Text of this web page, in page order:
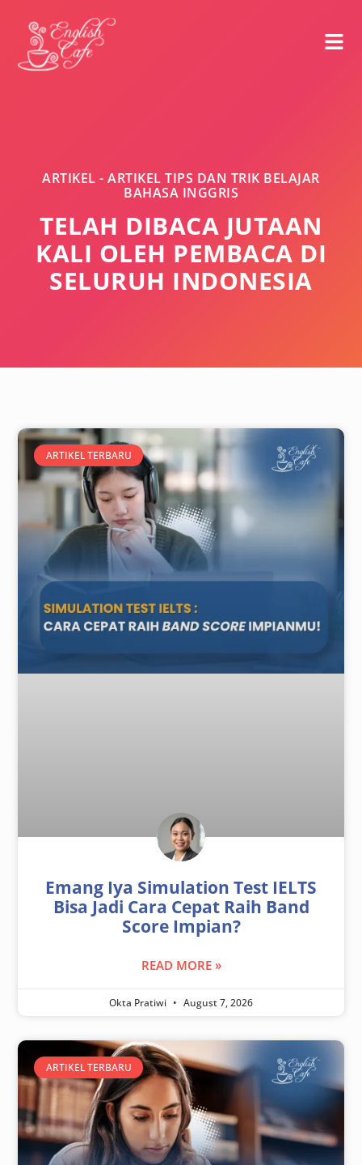
ARTIKEL - ARTIKEL TIPS DAN TRIK BELAJAR
BAHASA INGGRIS
TELAH DIBACA JUTAAN
KALI OLEH PEMBACA DI
SELURUH INDONESIA
ARTIKEL TERBARU
Emang Iya Simulation Test IELTS
Bisa Jadi Cara Cepat Raih Band
Score Impian?
READ MORE »
Okta Pratiwi August 7, 2026
ARTIKEL TERBARU